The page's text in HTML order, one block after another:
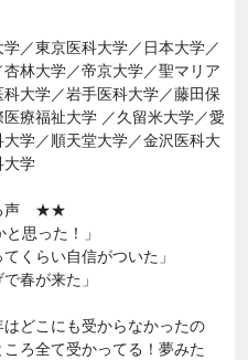
／東京医科大学／日本大学／
林大学／帝京大学／聖マリア
大学／岩手医科大学／藤田保
療福祉大学 ／久留米大学／愛
学／順天堂大学／金沢医科大
大学
声 ★★
思った！」
くらい自信がついた」
春が来た」
はどこにも受からなかったの
ろ全て受かってる！夢みた